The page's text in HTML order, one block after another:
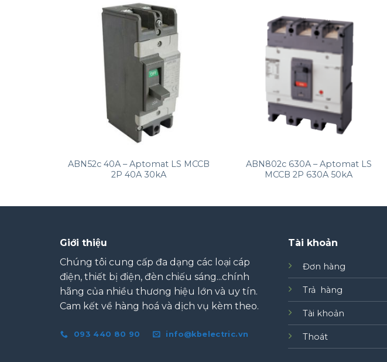
ABN52c 40A – Aptomat LS MCCB
2P 40A 30kA
ABN802c 630A – Aptomat LS
MCCB 2P 630A 50kA
Giới thiệu
Chúng tôi cung cấp đa dạng các loại cáp
điện, thiết bị điện, đèn chiếu sáng...chính
hãng của nhiều thương hiệu lớn và uy tín.
Cam kết về hàng hoá và dịch vụ kèm theo.
093 440 80 90 info@kbelectric.vn
Tài khoản
Đơn hàng
Trả hàng
Tài khoản
Thoát